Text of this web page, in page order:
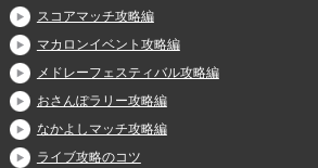
スコアマッチ攻略編
マカロンイベント攻略編
メドレーフェスティバル攻略編
おさんぽラリー攻略編
なかよしマッチ攻略編
ライブ攻略のコツ